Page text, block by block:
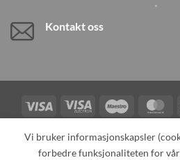
Kontakt oss
Visa
Visa
Electron
Maestro
Card
TILBAKEKALLINGER
Vi bruker informasjonskapsler
forbedre funksjonaliteten for